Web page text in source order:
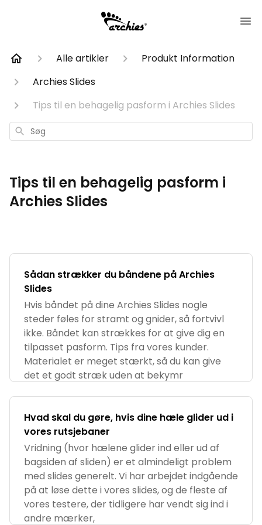
Alle artikler
Produkt Information
Archies Slides
Tips til en behagelig pasform i Archies Slides
Søg
Tips til en behagelig pasform i
Archies Slides
Sådan strækker du båndene på Archies
Slides
Hvis båndet på dine Archies Slides nogle
steder føles for stramt og gnider, så fortvivl
ikke. Båndet kan strækkes for at give dig en
tilpasset pasform. Tips fra vores kunder.
Materialet er meget stærkt, så du kan give
det et godt stræk uden at bekymr
Hvad skal du gøre, hvis dine hæle glider ud i
vores rutsjebaner
Vridning (hvor hælene glider ind eller ud af
bagsiden af sliden) er et almindeligt problem
med slides generelt. Vi har arbejdet indgående
på at løse dette i vores slides, og de fleste af
vores testere, der tidligere har vendt sig ind i
andre mærker,